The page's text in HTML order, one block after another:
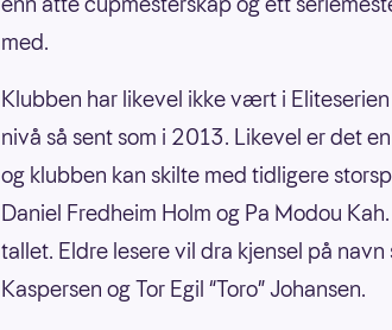
med.
Klubben har likevel ikke vært i
nivå så sent som i 2013. Likevel er det
og klubben kan skilte med tidligere
Daniel Fredheim Holm og Pa Modou
tallet. Eldre lesere vil dra kjensel på navn
Kaspersen og Tor Egil “Toro” Johansen.